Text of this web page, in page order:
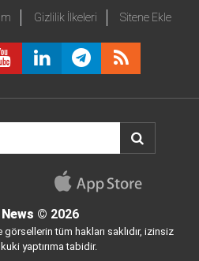
Gizlilik İlkeleri Sitene Ekle
© 2026
tüm hakları saklıdır, izinsiz
yaptırıma tabidir.